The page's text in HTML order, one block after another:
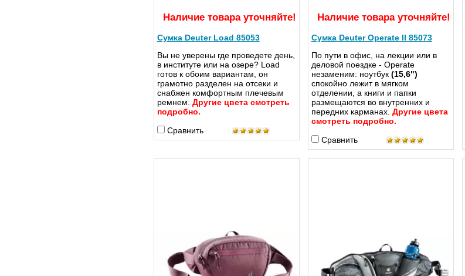
Наличие товара уточняйте!
Сумка Deuter Load 85053
Вы не уверены где проведете день,
в институте или на озере? Load
готов к обоим вариантам, он
грамотно разделен на отсеки и
снабжен комфортным плечевым
ремнем. Другие цвета смотреть
подробно.
Сравнить
Наличие товара уточняйте!
Сумка Deuter Operate II 85073
По пути в офис, на лекции или в
деловой поездке - Operate
незаменим: ноутбук (15,6")
спокойно лежит в мягком
отделении, а книги и папки
размещаются во внутренних и
передних карманах. Другие цвета
смотреть подробно.
Сравнить